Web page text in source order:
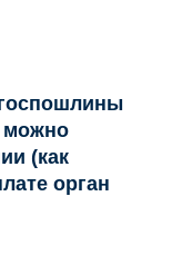
можно
(как
орган